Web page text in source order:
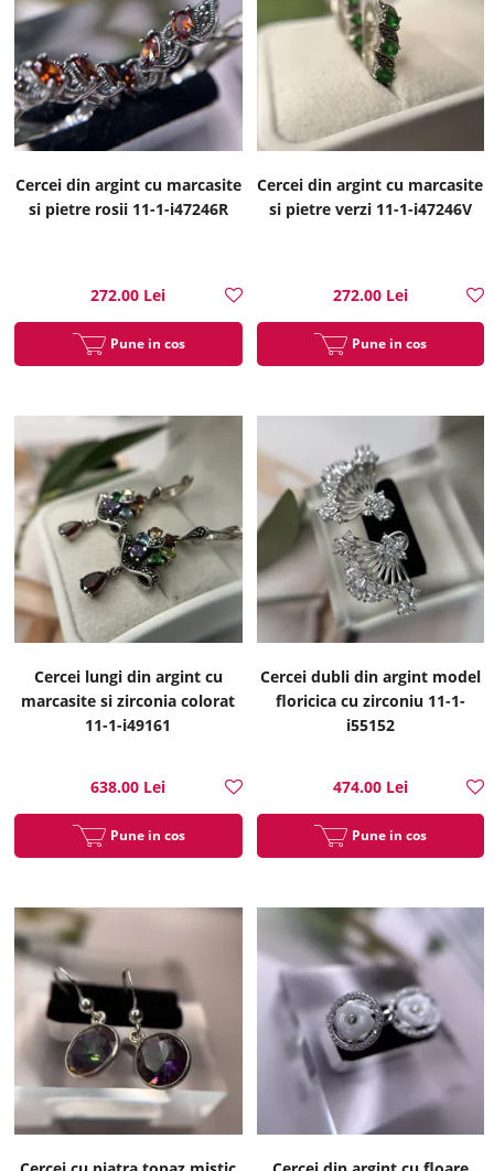
Cercei din argint cu marcasite
si pietre rosii 11-1-i47246R
272.00 Lei
Pune in cos
Cercei din argint cu marcasite
si pietre verzi 11-1-i47246V
272.00 Lei
Pune in cos
Cercei lungi din argint cu
marcasite si zirconia colorat
11-1-i49161
638.00 Lei
Pune in cos
Cercei dubli din argint model
floricica cu zirconiu 11-1-
i55152
474.00 Lei
Pune in cos